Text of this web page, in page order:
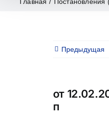
Предыдущая
от
п